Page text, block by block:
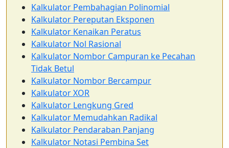
Kalkulator Pembahagian Polinomial
Kalkulator Pereputan Eksponen
Kalkulator Kenaikan Peratus
Kalkulator Nol Rasional
Kalkulator Nombor Campuran ke Pecahan
Tidak Betul
Kalkulator Nombor Bercampur
Kalkulator XOR
Kalkulator Lengkung Gred
Kalkulator Memudahkan Radikal
Kalkulator Pendaraban Panjang
Kalkulator Notasi Pembina Set